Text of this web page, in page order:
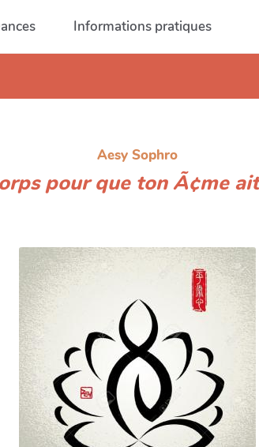
Informations pratiques
Aesy Sophro
pour que ton Ã¢me